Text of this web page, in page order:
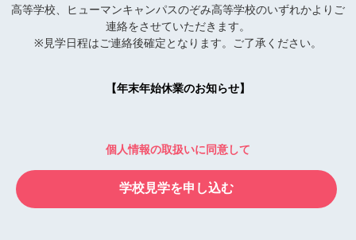
高等学校、ヒューマンキャンパスのぞみ高等学校のいずれかよりご
連絡をさせていただきます。
※見学日程はご連絡後確定となります。ご了承ください。
【年末年始休業のお知らせ】
個人情報の取扱いに同意して